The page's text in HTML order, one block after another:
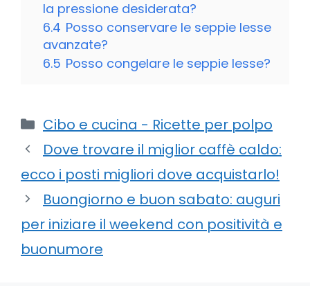
la pressione desiderata?
6.4 Posso conservare le seppie lesse
avanzate?
6.5 Posso congelare le seppie lesse?
Categorie
Cibo e cucina - Ricette per polpo
Dove trovare il miglior caffè caldo:
ecco i posti migliori dove acquistarlo!
Buongiorno e buon sabato: auguri
per iniziare il weekend con positività e
buonumore